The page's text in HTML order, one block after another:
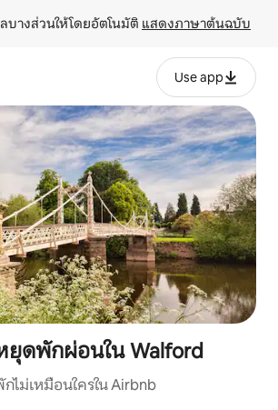
บางส่วนให้โดยอัตโนมัติ แสดงภาษาต้นฉบับ
Use app
ดพักผ่อนใน Walford
ม่เหมือนใครใน Airbnb